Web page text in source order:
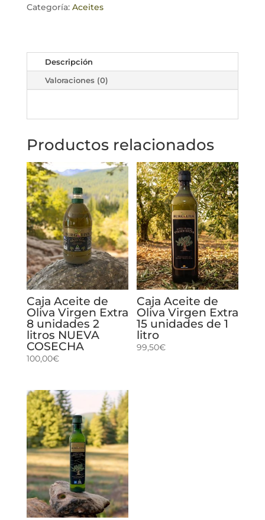
unidades
oliva
virgen
ecológico
vidrio
1
Litro
cantidad
Categoría: Aceites
Descripción
Valoraciones (0)
Productos relacionados
Caja Aceite de
Oliva Virgen Extra
8 unidades 2
litros NUEVA
COSECHA
100,00€
Caja Aceite de
Oliva Virgen Extra
15 unidades de 1
litro
99,50€